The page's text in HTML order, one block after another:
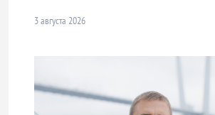
3 августа 2026